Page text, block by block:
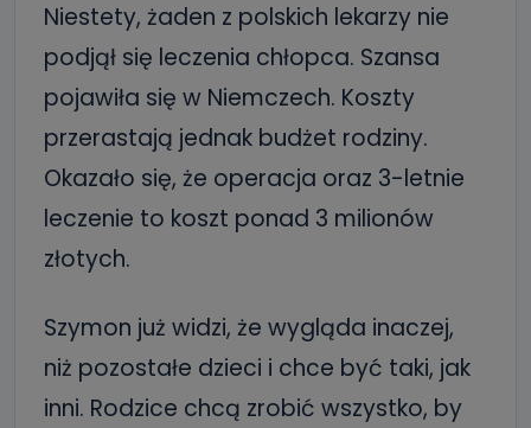
Niestety, żaden z polskich lekarzy nie
podjął się leczenia chłopca. Szansa
pojawiła się w Niemczech. Koszty
przerastają jednak budżet rodziny.
Okazało się, że operacja oraz 3-letnie
leczenie to koszt ponad 3 milionów
złotych.
Szymon już widzi, że wygląda inaczej,
niż pozostałe dzieci i chce być taki, jak
inni. Rodzice chcą zrobić wszystko, by